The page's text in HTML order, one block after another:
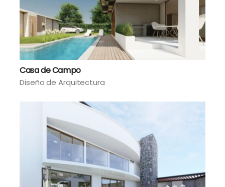
Casa de Campo
Diseño de Arquitectura